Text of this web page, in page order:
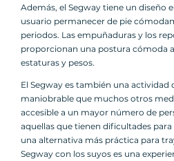
Además, el Segway tiene un diseño
usuario permanecer de pie
periodos. Las empuñaduras y los
proporcionan una postura cómoda
estaturas y pesos.
El Segway es también una actividad
maniobrable que muchos otros
accesible a un mayor número de
aquellas que tienen dificultades para
una alternativa más práctica para
Segway con los suyos es una